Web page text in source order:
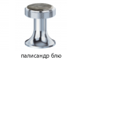
палисандр блю